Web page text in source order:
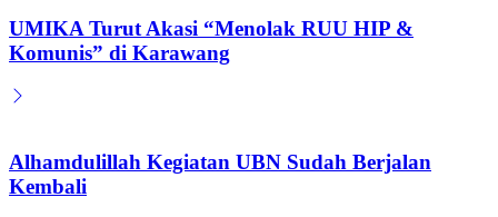
UMIKA Turut Akasi “Menolak RUU HIP &
Komunis” di Karawang
Alhamdulillah Kegiatan UBN Sudah Berjalan
Kembali